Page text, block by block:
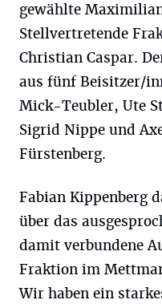
gewählte
Stellvertretende
Christian Caspar.
aus fünf Beisitzer/
Mick-Teubler, Ute
Sigrid Nippe und
Fürstenberg.
Fabian Kippenberg
über das
damit verbundene
Fraktion im
Wir haben ein